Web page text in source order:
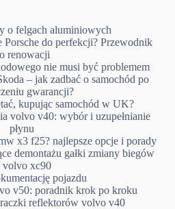
o felgach aluminiowych
do perfekcji? Przewodnik
renowacji
nie musi być problemem
– jak zadbać o samochód po
gwarancji?
kupując samochód w UK?
volvo v40: wybór i uzupełnianie
płynu
x3 f25? najlepsze opcje i porady
demontażu gałki zmiany biegów
volvo xc90
pojazdu
v50: poradnik krok po kroku
reflektorów volvo v40